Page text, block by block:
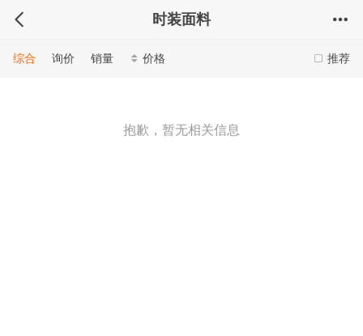
时装面料
推荐
综合 询价 销量 价格
抱歉，暂无相关信息